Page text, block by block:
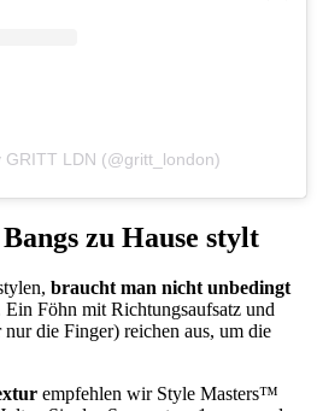
GRITT LDN (@gritt_london)
zu Hause stylt
braucht man nicht unbedingt
Ein Föhn mit Richtungsaufsatz und
die Finger) reichen aus, um die
empfehlen wir Style Masters™